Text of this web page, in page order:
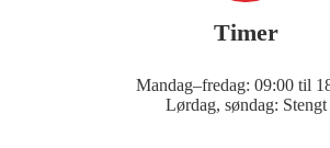
Timer
Mandag–fredag: 09:00 til
Lørdag, søndag: Stengt